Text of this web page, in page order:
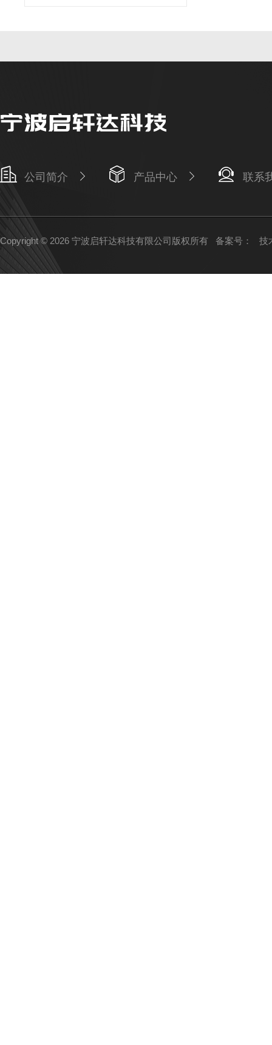
公司简介 产品中心 联系
Copyright © 2026 宁波启轩达科技有限公司版权所有 备案号： 技